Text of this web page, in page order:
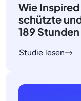
Wie
schützte
189
Studie lesen